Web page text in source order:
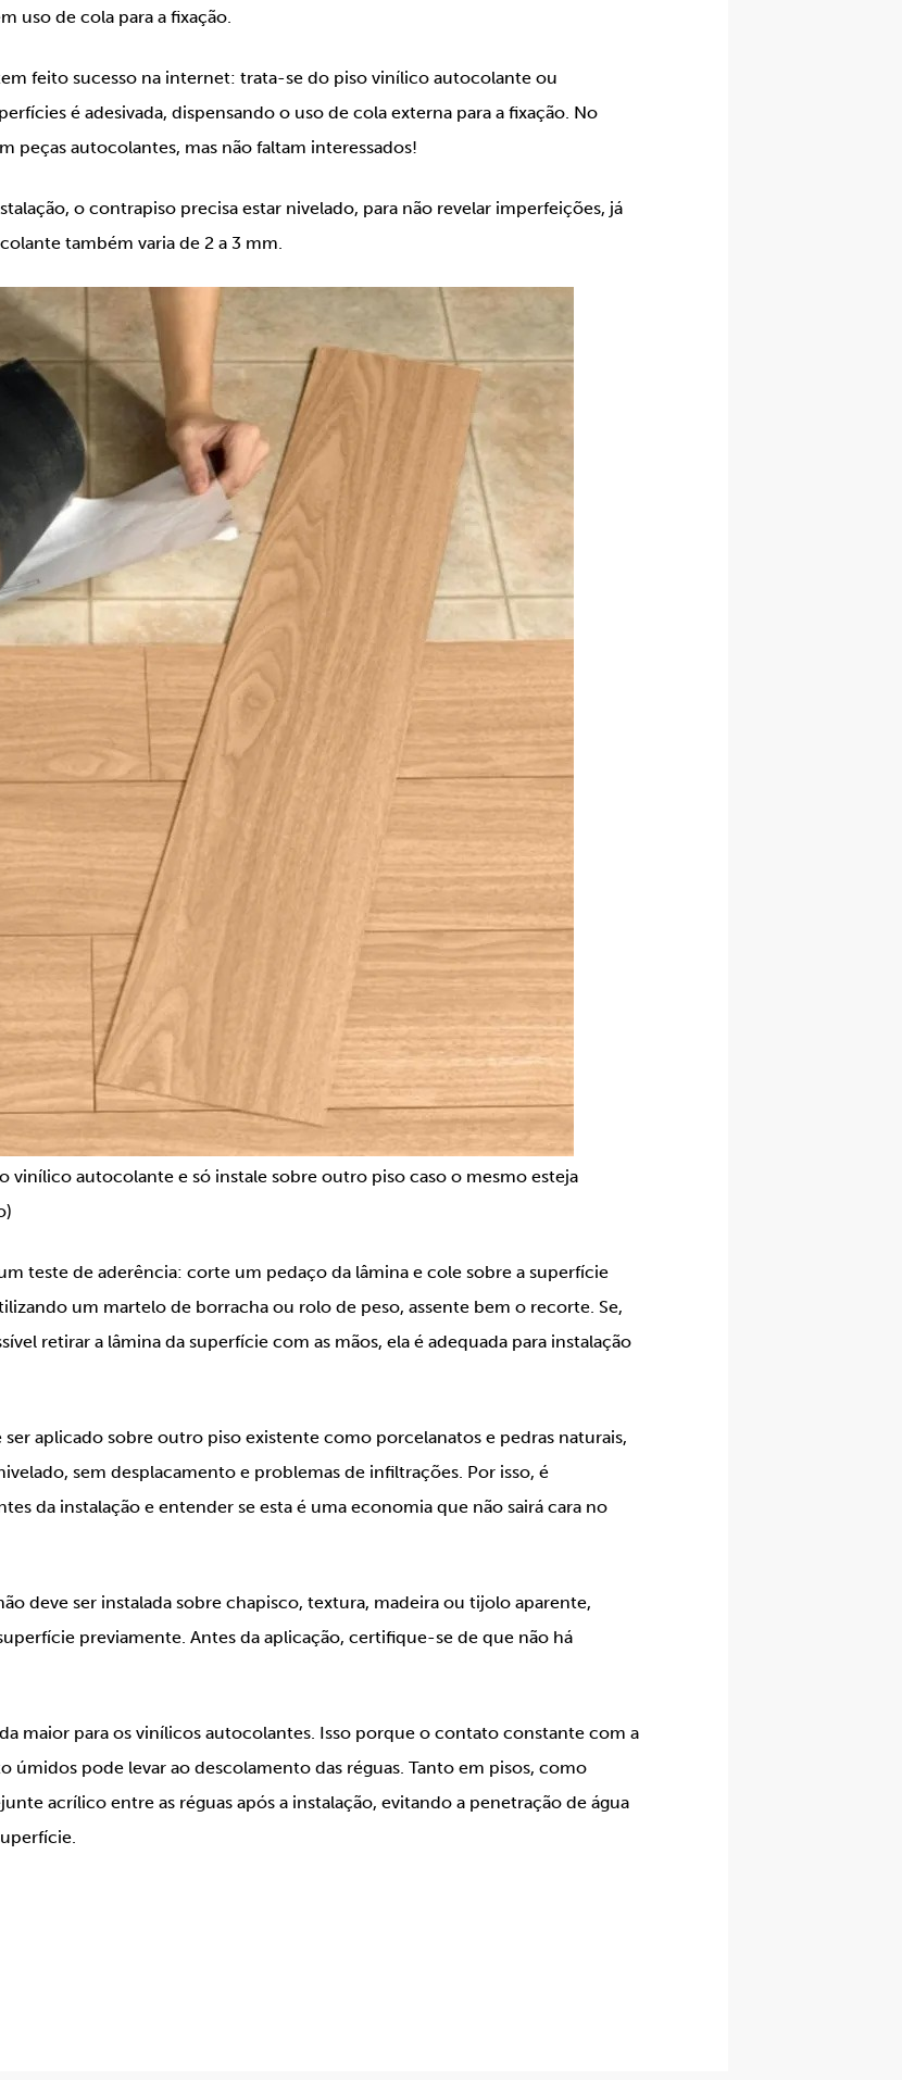
uso de cola para a fixação.
feito sucesso na internet: trata-se do piso vinílico autocolante ou
é adesivada, dispensando o uso de cola externa para a fixação. No
peças autocolantes, mas não faltam interessados!
o contrapiso precisa estar nivelado, para não revelar imperfeições, já
também varia de 2 a 3 mm.
vinílico autocolante e só instale sobre outro piso caso o mesmo esteja
teste de aderência: corte um pedaço da lâmina e cole sobre a superfície
um martelo de borracha ou rolo de peso, assente bem o recorte. Se,
retirar a lâmina da superfície com as mãos, ela é adequada para instalação
aplicado sobre outro piso existente como porcelanatos e pedras naturais,
sem desplacamento e problemas de infiltrações. Por isso, é
da instalação e entender se esta é uma economia que não sairá cara no
deve ser instalada sobre chapisco, textura, madeira ou tijolo aparente,
previamente. Antes da aplicação, certifique-se de que não há
maior para os vinílicos autocolantes. Isso porque o contato constante com a
úmidos pode levar ao descolamento das réguas. Tanto em pisos, como
acrílico entre as réguas após a instalação, evitando a penetração de água